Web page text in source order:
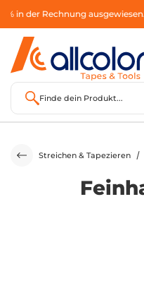
der Rechnung ausgewiesen.
Finde dein Produkt...
Streichen & Tapezieren